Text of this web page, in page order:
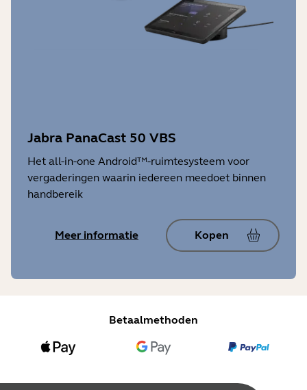
Jabra PanaCast 50 VBS
Het all-in-one Android™-ruimtesysteem voor
vergaderingen waarin iedereen meedoet binnen
handbereik
Meer informatie Kopen
Betaalmethoden